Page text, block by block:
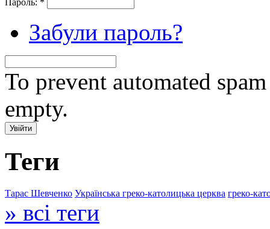
Забули пароль?
To prevent automated
empty.
Теги
Тарас Шевченко Українська греко-католицька церква греко-
» всі теги